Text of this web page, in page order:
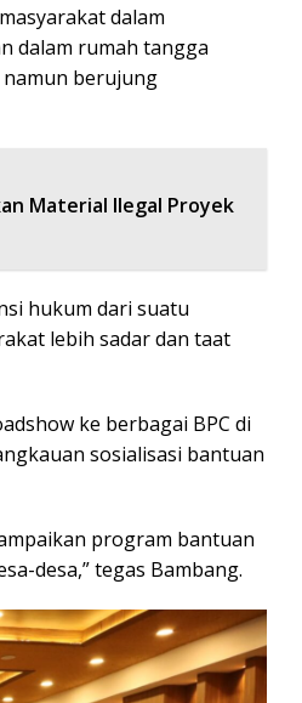
dalam
dalam rumah tangga
namun berujung
Material Ilegal Proyek
hukum dari suatu
lebih sadar dan taat
ke berbagai BPC di
sosialisasi bantuan
program bantuan
desa,” tegas Bambang.